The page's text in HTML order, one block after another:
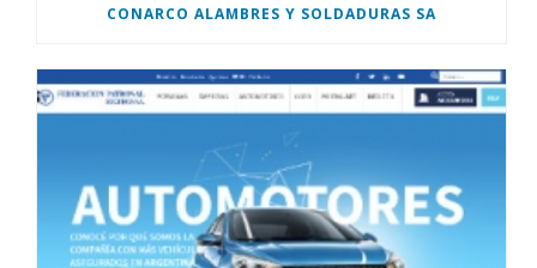
CONARCO ALAMBRES Y SOLDADURAS SA